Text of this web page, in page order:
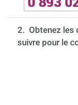
2. Obtenez les
suivre pour le